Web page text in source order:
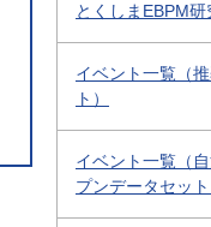
とくしまEBPM研
イベント一覧（
ト）
イベント一覧（
プンデータセット